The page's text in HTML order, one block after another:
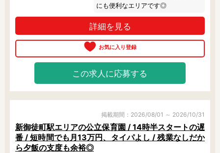
にも便利なエリアです◎
詳細を見る
この求人に応募する
掲載期間：2026/08/01 ～ 2026/10/31
新御徒町駅エリアの公立保育園 / 14時半スタートの遅
番 / 短時間でも月13万円、タイパよし / 残業なしだか
ら夕飯の支度も余裕◎